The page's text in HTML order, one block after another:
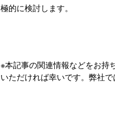
極的に検討します。
※本記事の関連情報などをお持
いただければ幸いです。弊社